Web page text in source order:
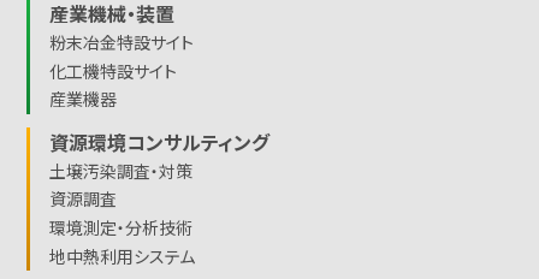
産業機械・装置
粉末冶金特設サイト
化工機特設サイト
産業機器
資源環境コンサルティング
土壌汚染調査・対策
資源調査
環境測定・分析技術
地中熱利用システム